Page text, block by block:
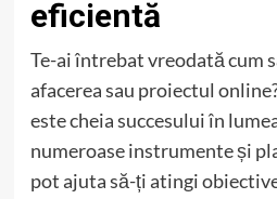
eficientă
Te-ai întrebat vreodată cum
afacerea sau proiectul
este cheia succesului în
numeroase instrumente și
pot ajuta să-ți atingi